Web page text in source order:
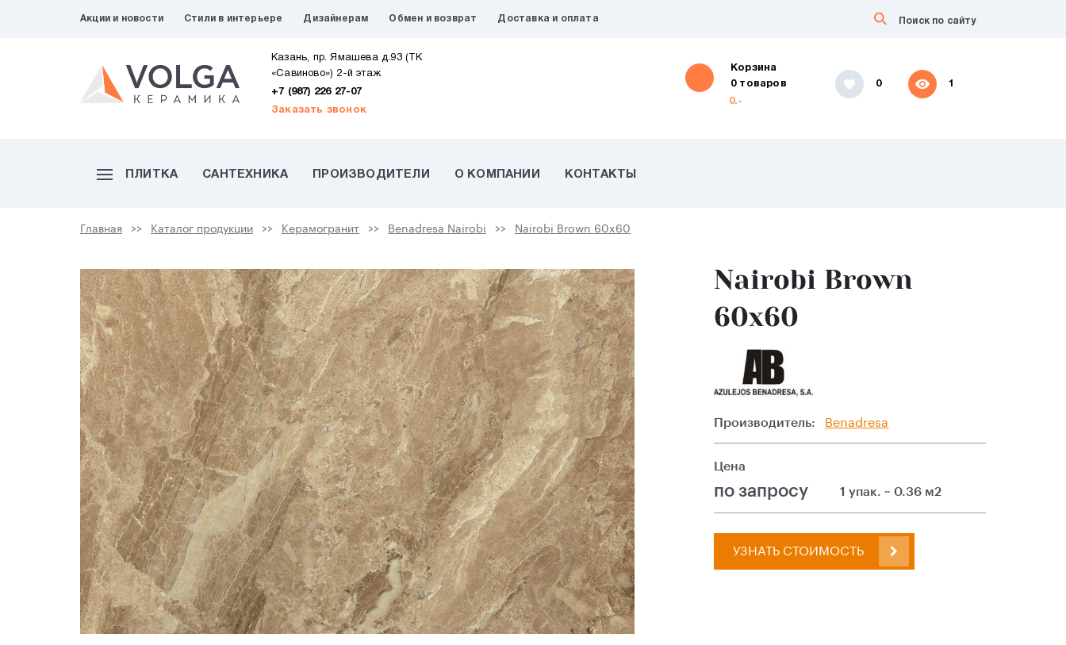
Акции и новости Стили в интерьере Дизайнерам Обмен и возврат Доставка и оплата
Казань, пр. Ямашева д.93 (ТК
«Савиново») 2-й этаж
+7 (987) 226 27-07
Заказать звонок
Корзина
0 товаров
0.-
0 1
ПЛИТКА САНТЕХНИКА ПРОИЗВОДИТЕЛИ О КОМПАНИИ КОНТАКТЫ
Главная Каталог продукции Керамогранит Benadresa Nairobi Nairobi Brown 60x60
Nairobi Brown
60x60
Производитель: Benadresa
Цена
по запросу 1 упак. ~ 0.36 м2
УЗНАТЬ СТОИМОСТЬ